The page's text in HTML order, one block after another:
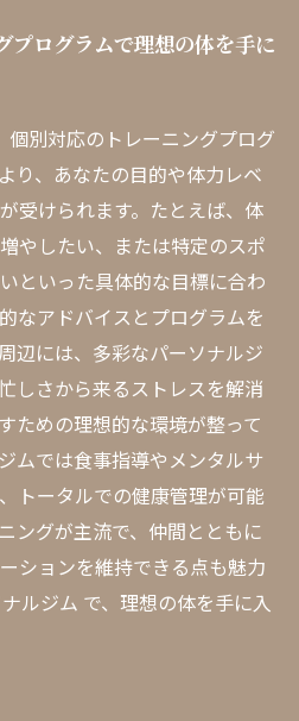
プログラムで理想の体を手に
個別対応のトレーニングプログ
り、あなたの目的や体力レベ
受けられます。たとえば、体
やしたい、または特定のスポ
といった具体的な目標に合わ
なアドバイスとプログラムを
辺には、多彩なパーソナルジ
しさから来るストレスを解消
ための理想的な環境が整って
ムでは食事指導やメンタルサ
トータルでの健康管理が可能
ングが主流で、仲間とともに
ションを維持できる点も魅力
ルジム で、理想の体を手に入